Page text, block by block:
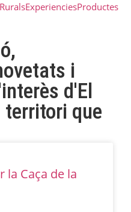
ExperienciesProductes
i
d'El
territori que
la Caça de la